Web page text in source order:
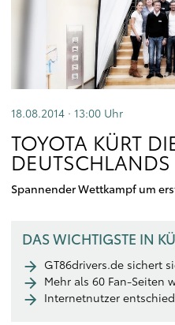
18.08.2014 · 13:00 Uhr
TOYOTA KÜRT
DEUTSCHLANDS
Spannender Wettkampf um
DAS WICHTIGSTE IN
GT86drivers.de sichert
Mehr als 60 Fan-Seiten
Internetnutzer